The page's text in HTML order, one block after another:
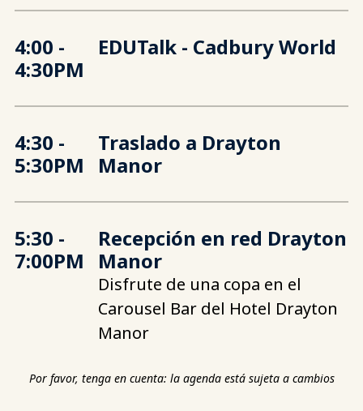
4:00 -
4:30PM
EDUTalk - Cadbury World
4:30 -
5:30PM
Traslado a Drayton
Manor
5:30 -
7:00PM
Recepción en red Drayton
Manor
Disfrute de una copa en el
Carousel Bar del Hotel Drayton
Manor
Por favor, tenga en cuenta: la agenda está sujeta a cambios